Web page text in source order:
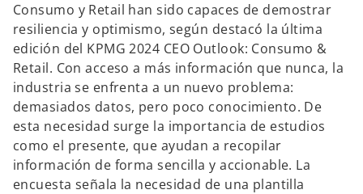
Consumo y Retail han sido capaces de demostrar
resiliencia y optimismo, según destacó la última
edición del KPMG 2024 CEO Outlook: Consumo &
Retail. Con acceso a más información que nunca, la
industria se enfrenta a un nuevo problema:
demasiados datos, pero poco conocimiento. De
esta necesidad surge la importancia de estudios
como el presente, que ayudan a recopilar
información de forma sencilla y accionable. La
encuesta señala la necesidad de una plantilla